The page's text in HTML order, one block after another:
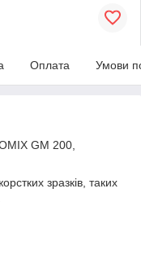
Оплата Умови
GM 200,
зразків, таких